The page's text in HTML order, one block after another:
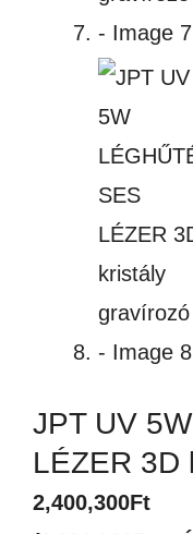
JPT UV
LÉZER 3D
2,400,300Ft